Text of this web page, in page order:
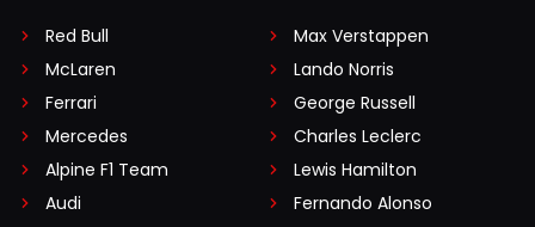
Red Bull
McLaren
Ferrari
Mercedes
Alpine F1 Team
Audi
Max Verstappen
Lando Norris
George Russell
Charles Leclerc
Lewis Hamilton
Fernando Alonso